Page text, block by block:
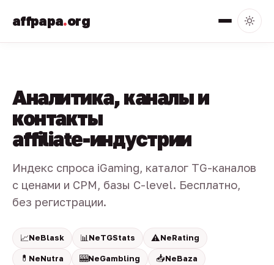
affpapa.org
Аналитика, каналы и
контакты
affiliate-индустрии
Индекс спроса iGaming, каталог TG-каналов
с ценами и CPM, базы C-level. Бесплатно,
без регистрации.
📈NeBlask 📊 NeTGStats ⚠️NeRating
💊 NeNutra 🎰NeGambling 📥NeBaza